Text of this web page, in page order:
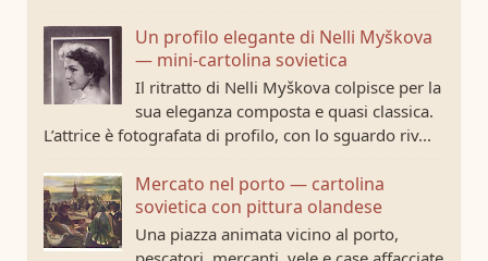
Un profilo elegante di Nelli Myškova
— mini-cartolina sovietica
Il ritratto di Nelli Myškova colpisce per la
sua eleganza composta e quasi classica.
L’attrice è fotografata di profilo, con lo sguardo riv...
Mercato nel porto — cartolina
sovietica con pittura olandese
Una piazza animata vicino al porto,